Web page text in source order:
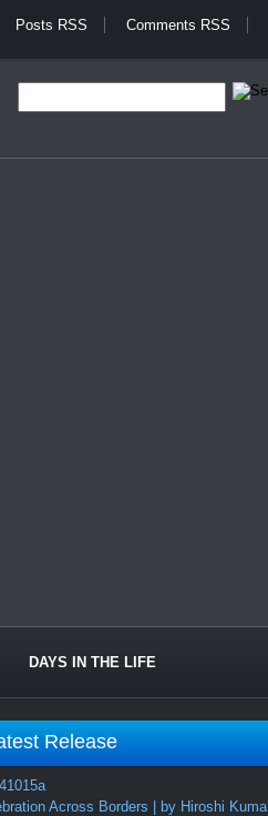
Posts RSS Comments RSS
DAYS IN THE LIFE
Release
Across Borders | by Hiroshi